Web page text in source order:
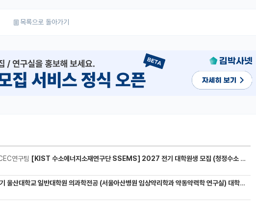
목록으로 돌아가기
연구팀 [KIST 수소에너지소재연구단 SSEMS] 2027 전기 대학원생 모집 (청정수소 생산/활용을 위한 프로톤 세라믹 전지)
산대학교 일반대학원 의과학전공 (서울아산병원 임상약리학과 약동약력학 연구실) 대학원생 모집공고